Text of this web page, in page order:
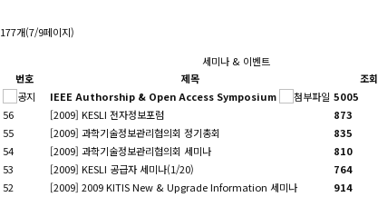
177개(7/9페이지)
세미나 & 이벤트
번호
제목 조회
IEEE Authorship & Open Access Symposium
5005
56
[2009] KESLI 전자정보포럼 873
55
[2009] 과학기술정보관리협의회 정기총회 835
54
[2009] 과학기술정보관리협의회 세미나 810
53
[2009] KESLI 공급자 세미나(1/20) 764
52
[2009] 2009 KITIS New & Upgrade Information 세미나 914